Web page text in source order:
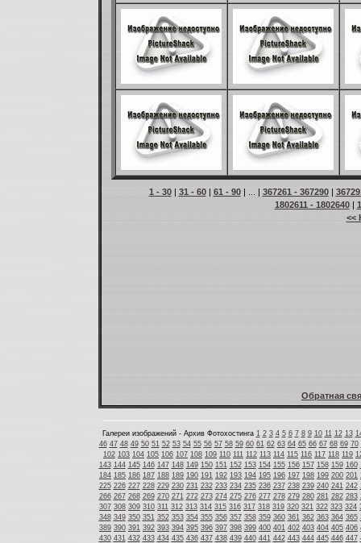
1 - 30| 31 - 60| 61 - 90| ... | 367261 - 367290|
1802611 - 1802640|
<<
Обратная
Галереи изображений - Архив Фотохостинга 1 2 3 4 5 6 7 8 9 10 11 12 13
46 47 48 49 50 51 52 53 54 55 56 57 58 59 60 61 62 63 64 65 66 67 68 69 70
102 103 104 105 106 107 108 109 110 111 112 113 114 115 116 117 118 119
143 144 145 146 147 148 149 150 151 152 153 154 155 156 157 158 159 160
184 185 186 187 188 189 190 191 192 193 194 195 196 197 198 199 200 201
225 226 227 228 229 230 231 232 233 234 235 236 237 238 239 240 241 242
266 267 268 269 270 271 272 273 274 275 276 277 278 279 280 281 282 283
307 308 309 310 311 312 313 314 315 316 317 318 319 320 321 322 323 324
348 349 350 351 352 353 354 355 356 357 358 359 360 361 362 363 364 365
389 390 391 392 393 394 395 396 397 398 399 400 401 402 403 404 405 406
430 431 432 433 434 435 436 437 438 439 440 441 442 443 444 445 446 447